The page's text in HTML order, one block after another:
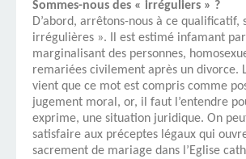
Sommes-nous des « irréguliers » ?
D’abord, arrêtons-nous à ce qualificatif,
irrégulières ». Il est estimé infamant
marginalisant des personnes,
remariées civilement après un divorce.
vient que ce mot est compris comme
jugement moral, or, il faut l’entendre
exprime, une situation juridique. On
satisfaire aux préceptes légaux qui
sacrement de mariage dans l’Eglise